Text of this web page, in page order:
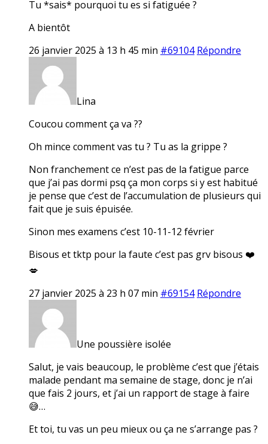
Tu *sais* pourquoi tu es si fatiguée ?
A bientôt
26 janvier 2025 à 13 h 45 min #69104 Répondre
Lina
Coucou comment ça va ??
Oh mince comment vas tu ? Tu as la grippe ?
Non franchement ce n’est pas de la fatigue parce
que j’ai pas dormi psq ça mon corps si y est habitué
je pense que c’est de l’accumulation de plusieurs qui
fait que je suis épuisée.
Sinon mes examens c’est 10-11-12 février
Bisous et tktp pour la faute c’est pas grv bisous ❤️
💋
27 janvier 2025 à 23 h 07 min #69154 Répondre
Une poussière isolée
Salut, je vais beaucoup, le problème c’est que j’étais
malade pendant ma semaine de stage, donc je n’ai
que fais 2 jours, et j’ai un rapport de stage à faire
😅…
Et toi, tu vas un peu mieux ou ça ne s’arrange pas ?